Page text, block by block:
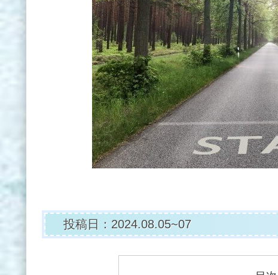
投稿日：2024.08.05~07